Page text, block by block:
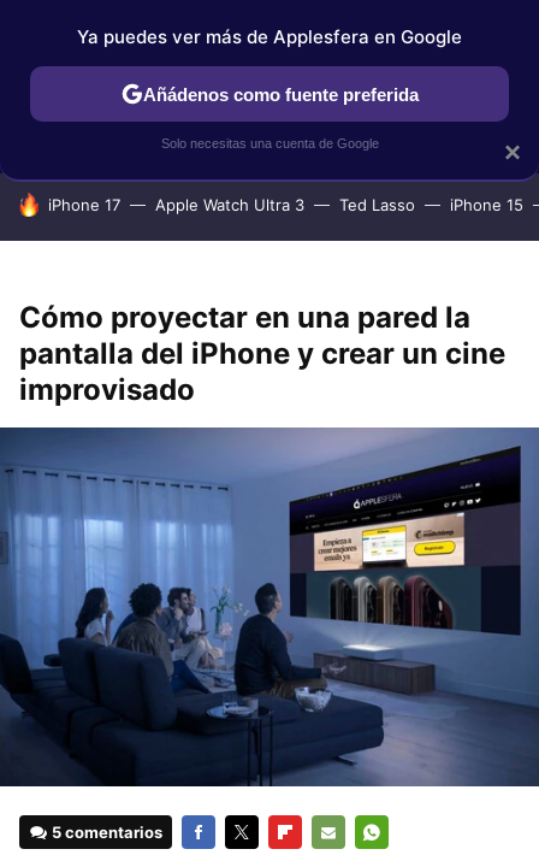
IPHONE TUTORIALES APPLESFERA SELECCIÓN
HOY SE HABLA DE
iPhone 17 Apple Watch Ultra 3 Ted Lasso iPhone 15
Cómo proyectar en una pared la
pantalla del iPhone y crear un cine
improvisado
5 comentarios
×
Ya puedes ver más de Applesfera en Google
Añádenos como fuente preferida
Solo necesitas una cuenta de Google